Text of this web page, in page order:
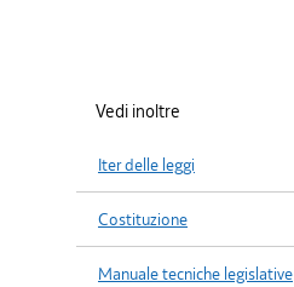
Vedi inoltre
Iter delle leggi
Costituzione
Manuale tecniche legislative